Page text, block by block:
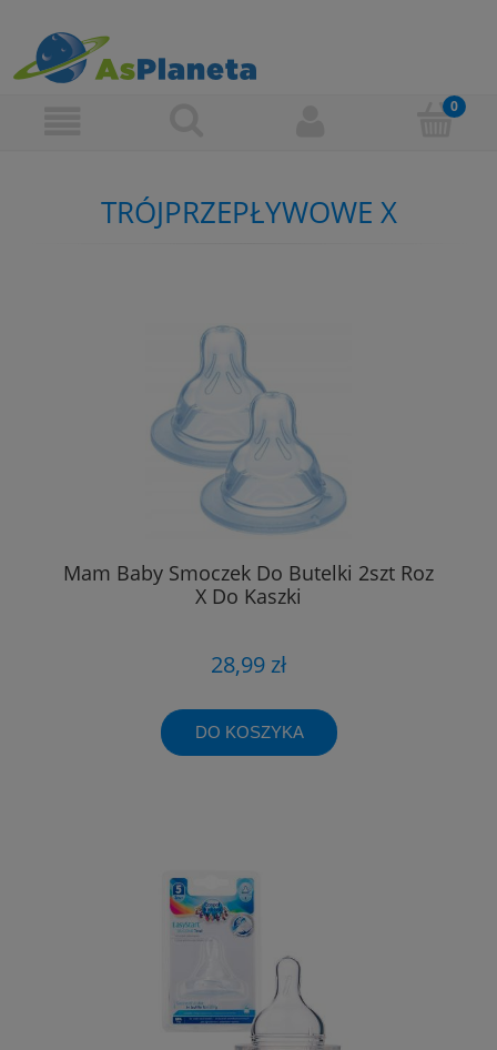
TRÓJPRZEPŁYWOWE X
Mam Baby Smoczek Do Butelki 2szt Roz
X Do Kaszki
28,99 zł
DO KOSZYKA